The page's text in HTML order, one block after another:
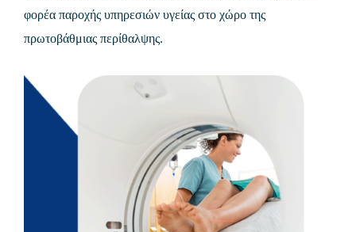
φορέα παροχής υπηρεσιών υγείας στο χώρο της
πρωτοβάθμιας περίθαλψης.